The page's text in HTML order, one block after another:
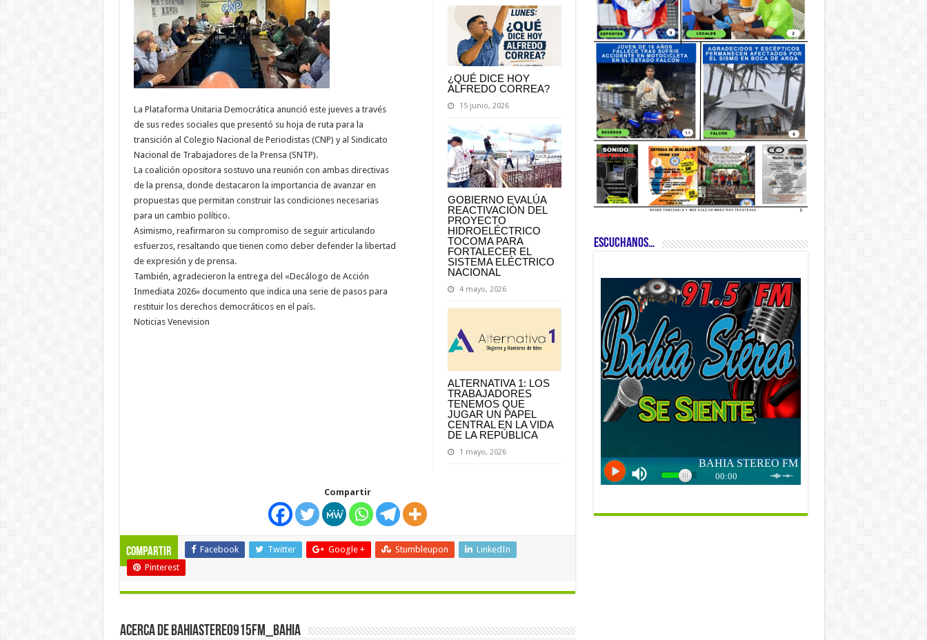
¿QUÉ DICE HOY
ALFREDO CORREA?
15 junio, 2026
GOBIERNO EVALÚA
REACTIVACIÓN DEL
PROYECTO
HIDROELÉCTRICO
TOCOMA PARA
FORTALECER EL
SISTEMA ELÉCTRICO
NACIONAL
4 mayo, 2026
ALTERNATIVA 1: LOS
TRABAJADORES
TENEMOS QUE
JUGAR UN PAPEL
CENTRAL EN LA VIDA
DE LA REPÚBLICA
1 mayo, 2026
La Plataforma Unitaria Democrática anunció este jueves a través
de sus redes sociales que presentó su hoja de ruta para la
transición al Colegio Nacional de Periodistas (CNP) y al Sindicato
Nacional de Trabajadores de la Prensa (SNTP).
La coalición opositora sostuvo una reunión con ambas directivas
de la prensa, donde destacaron la importancia de avanzar en
propuestas que permitan construir las condiciones necesarias
para un cambio político.
Asimismo, reafirmaron su compromiso de seguir articulando
esfuerzos, resaltando que tienen como deber defender la libertad
de expresión y de prensa.
También, agradecieron la entrega del «Decálogo de Acción
Inmediata 2026» documento que indica una serie de pasos para
restituir los derechos democráticos en el país.
Noticias Venevision
Compartir
Compartir Facebook Twitter Google + Stumbleupon
LinkedIn
Pinterest
Acerca de bahiastereo915fm_bahia
ESCUCHANOS…